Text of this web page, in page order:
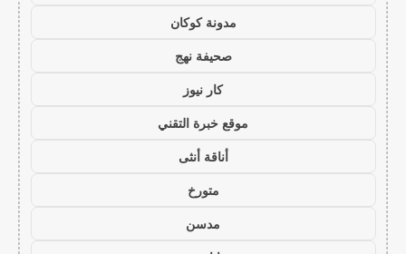
مدونة كوكان
صحيفة نهج
كار نيوز
موقع خبرة التقني
أناقة أنثى
متورخ
مدسن